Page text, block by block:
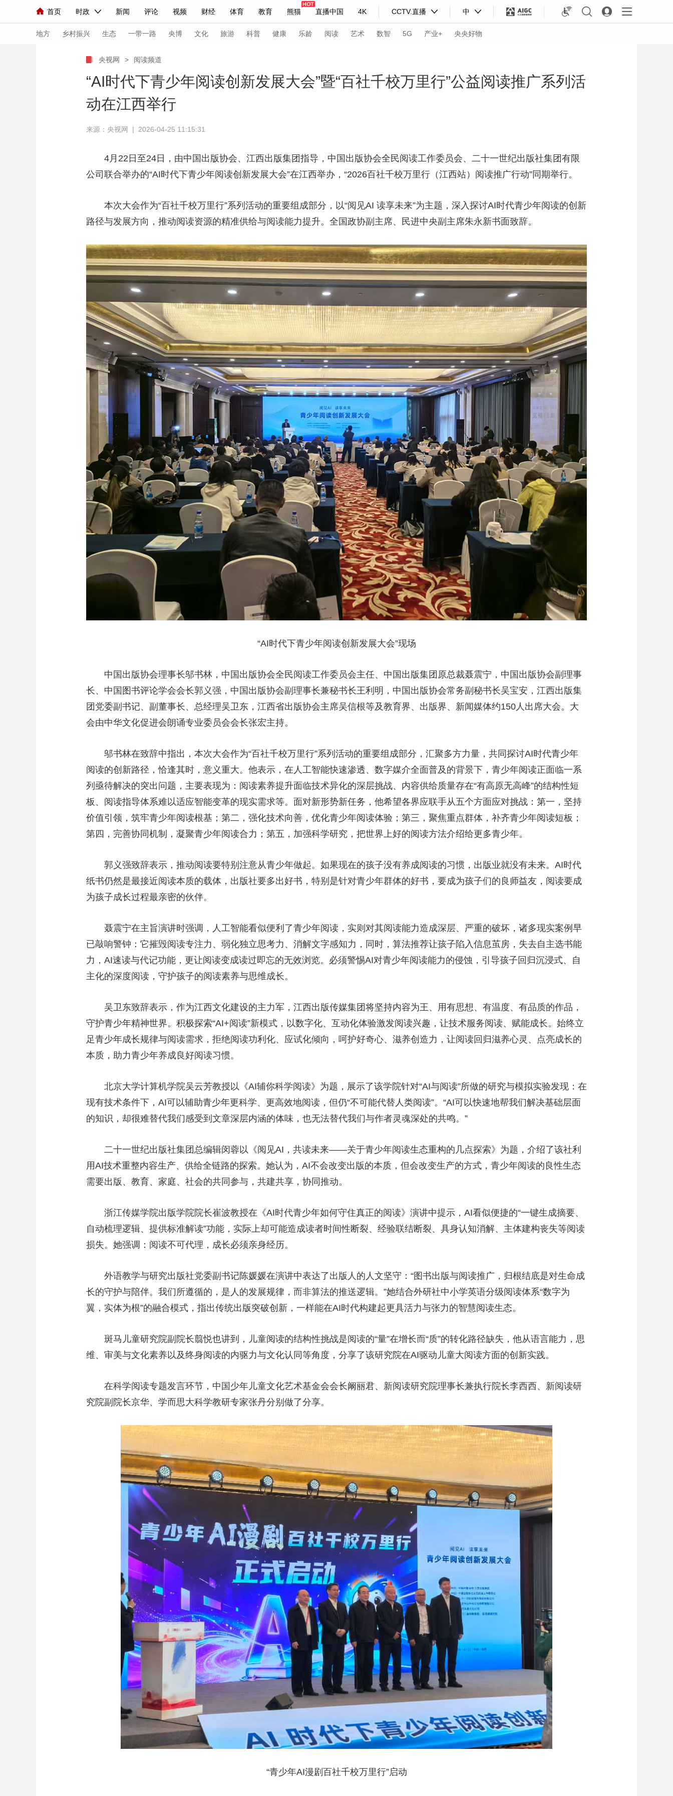
首页 时政 新闻 评论 视频 财经 体育 教育 熊猫 直播中国 4K CCTV.直播 中
人民领袖习近平 联播+ 中国领导人 央视快评 习式妙语 热解读 天天学习
直播 栏目大全 节目单 听音 微视频 主持人 下载央视影音
海外频道 iPanda English Монгол
地方 乡村振兴 生态 一带一路 央博 文化 旅游 科普 健康 乐龄 阅读 艺术 数智 5G 产业+ 央央好物
国内 国际 评论 经济
人民领袖习近平 联播+ 热解读 天天学习
小央视频 小央直播 直播中国 熊猫频道 VR/AR 4K专区 全景新闻
前线 比划 快看 蓝海中国 新兵请入列 人生第一次 人生第二次
CCTV奥林匹克频道 生活体育大会 体育江湖 文化体育 冰雪道路 足球道路
大国展会 大国保险 云顶对话 云起 超级工厂 智敬中国 全民健康 颜选攻略 海洋 时尚 天气 才艺 网展 央央好物
CCTV.节目官网 直播 节目单 片库 热播榜 总台企业白名单
央视网 > 阅读频道
“AI时代下青少年阅读创新发展大会”暨“百社千校万里行”公益阅读推广系列活
动在江西举行
来源：央视网 | 2026-04-25 11:15:31
4月22日至24日，由中国出版协会、江西出版集团指导，中国出版协会全民阅读工作委员会、二十一世纪出版社集团有限
公司联合举办的“AI时代下青少年阅读创新发展大会”在江西举办，“2026百社千校万里行（江西站）阅读推广行动”同期举行。
本次大会作为“百社千校万里行”系列活动的重要组成部分，以“阅见AI 读享未来”为主题，深入探讨AI时代青少年阅读的创新
路径与发展方向，推动阅读资源的精准供给与阅读能力提升。全国政协副主席、民进中央副主席朱永新书面致辞。
“AI时代下青少年阅读创新发展大会”现场
中国出版协会理事长邬书林，中国出版协会全民阅读工作委员会主任、中国出版集团原总裁聂震宁，中国出版协会副理事
长、中国图书评论学会会长郭义强，中国出版协会副理事长兼秘书长王利明，中国出版协会常务副秘书长吴宝安，江西出版集
团党委副书记、副董事长、总经理吴卫东，江西省出版协会主席吴信根等及教育界、出版界、新闻媒体约150人出席大会。大
会由中华文化促进会朗诵专业委员会会长张宏主持。
邬书林在致辞中指出，本次大会作为“百社千校万里行”系列活动的重要组成部分，汇聚多方力量，共同探讨AI时代青少年
阅读的创新路径，恰逢其时，意义重大。他表示，在人工智能快速渗透、数字媒介全面普及的背景下，青少年阅读正面临一系
列亟待解决的突出问题，主要表现为：阅读素养提升面临技术异化的深层挑战、内容供给质量存在“有高原无高峰”的结构性短
板、阅读指导体系难以适应智能变革的现实需求等。面对新形势新任务，他希望各界应联手从五个方面应对挑战：第一，坚持
价值引领，筑牢青少年阅读根基；第二，强化技术向善，优化青少年阅读体验；第三，聚焦重点群体，补齐青少年阅读短板；
第四，完善协同机制，凝聚青少年阅读合力；第五，加强科学研究，把世界上好的阅读方法介绍给更多青少年。
郭义强致辞表示，推动阅读要特别注意从青少年做起。如果现在的孩子没有养成阅读的习惯，出版业就没有未来。AI时代
纸书仍然是最接近阅读本质的载体，出版社要多出好书，特别是针对青少年群体的好书，要成为孩子们的良师益友，阅读要成
为孩子成长过程最亲密的伙伴。
聂震宁在主旨演讲时强调，人工智能看似便利了青少年阅读，实则对其阅读能力造成深层、严重的破坏，诸多现实案例早
已敲响警钟：它摧毁阅读专注力、弱化独立思考力、消解文字感知力，同时，算法推荐让孩子陷入信息茧房，失去自主选书能
力，AI速读与代记功能，更让阅读变成读过即忘的无效浏览。必须警惕AI对青少年阅读能力的侵蚀，引导孩子回归沉浸式、自
主化的深度阅读，守护孩子的阅读素养与思维成长。
吴卫东致辞表示，作为江西文化建设的主力军，江西出版传媒集团将坚持内容为王、用有思想、有温度、有品质的作品，
守护青少年精神世界。积极探索“AI+阅读”新模式，以数字化、互动化体验激发阅读兴趣，让技术服务阅读、赋能成长。始终立
足青少年成长规律与阅读需求，拒绝阅读功利化、应试化倾向，呵护好奇心、滋养创造力，让阅读回归滋养心灵、点亮成长的
本质，助力青少年养成良好阅读习惯。
北京大学计算机学院吴云芳教授以《AI辅你科学阅读》为题，展示了该学院针对“AI与阅读”所做的研究与模拟实验发现：在
现有技术条件下，AI可以辅助青少年更科学、更高效地阅读，但仍“不可能代替人类阅读”。“AI可以快速地帮我们解决基础层面
的知识，却很难替代我们感受到文章深层内涵的体味，也无法替代我们与作者灵魂深处的共鸣。”
二十一世纪出版社集团总编辑闵蓉以《阅见AI，共读未来——关于青少年阅读生态重构的几点探索》为题，介绍了该社利
用AI技术重整内容生产、供给全链路的探索。她认为，AI不会改变出版的本质，但会改变生产的方式，青少年阅读的良性生态
需要出版、教育、家庭、社会的共同参与，共建共享，协同推动。
浙江传媒学院出版学院院长崔波教授在《AI时代青少年如何守住真正的阅读》演讲中提示，AI看似便捷的“一键生成摘要、
自动梳理逻辑、提供标准解读”功能，实际上却可能造成读者时间性断裂、经验联结断裂、具身认知消解、主体建构丧失等阅读
损失。她强调：阅读不可代理，成长必须亲身经历。
外语教学与研究出版社党委副书记陈媛媛在演讲中表达了出版人的人文坚守：“图书出版与阅读推广，归根结底是对生命成
长的守护与陪伴。我们所遵循的，是人的发展规律，而非算法的推送逻辑。”她结合外研社中小学英语分级阅读体系“数字为
翼，实体为根”的融合模式，指出传统出版突破创新，一样能在AI时代构建起更具活力与张力的智慧阅读生态。
斑马儿童研究院副院长翦悦也讲到，儿童阅读的结构性挑战是阅读的“量”在增长而“质”的转化路径缺失，他从语言能力，思
维、审美与文化素养以及终身阅读的内驱力与文化认同等角度，分享了该研究院在AI驱动儿童大阅读方面的创新实践。
在科学阅读专题发言环节，中国少年儿童文化艺术基金会会长阚丽君、新阅读研究院理事长兼执行院长李西西、新阅读研
究院副院长京华、学而思大科学教研专家张丹分别做了分享。
“青少年AI漫剧百社千校万里行”启动